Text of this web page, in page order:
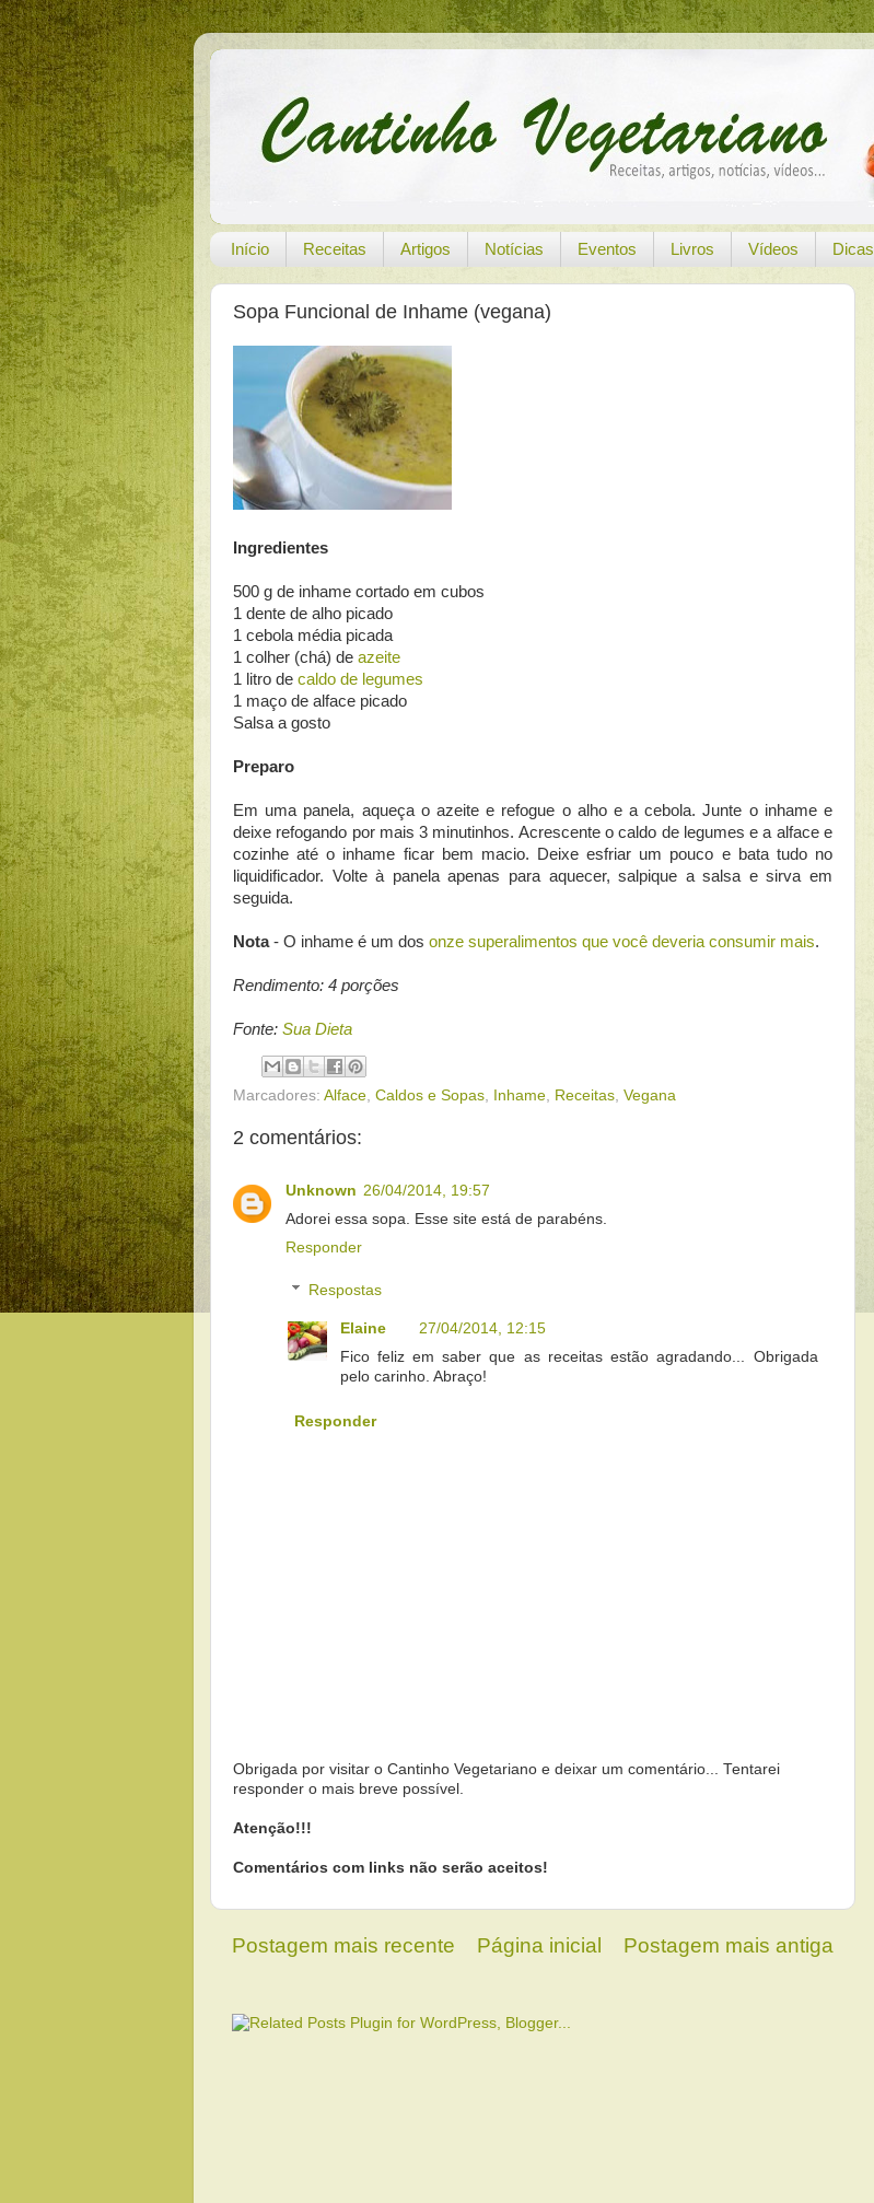
Início Receitas Artigos Notícias Eventos Livros Vídeos Dicas
Sopa Funcional de Inhame (vegana)
Ingredientes
500 g de inhame cortado em cubos
1 dente de alho picado
1 cebola média picada
1 colher (chá) de azeite
1 litro de caldo de legumes
1 maço de alface picado
Salsa a gosto
Preparo
Em uma panela, aqueça o azeite e refogue o alho e a cebola. Junte o inhame e
deixe refogando por mais 3 minutinhos. Acrescente o caldo de legumes e a alface e
cozinhe até o inhame ficar bem macio. Deixe esfriar um pouco e bata tudo no
liquidificador. Volte à panela apenas para aquecer, salpique a salsa e sirva em
seguida.
Nota- O inhame é um dos onze superalimentos que você deveria consumir mais.
Rendimento: 4 porções
Fonte: Sua Dieta
Marcadores: Alface Caldos e Sopas Inhame Receitas Vegana
2 comentários:
Unknown 26/04/2014, 19:57
Adorei essa sopa. Esse site está de parabéns.
Responder
Respostas
Elaine
27/04/2014, 12:15
Fico feliz em saber que as receitas estão agradando... Obrigada
pelo carinho. Abraço!
Responder
Obrigada por visitar o Cantinho Vegetariano e deixar um comentário... Tentarei
responder o mais breve possível.
Atenção!!!
Comentários com links não serão aceitos!
Postagem mais recente Postagem mais antiga
Página inicial